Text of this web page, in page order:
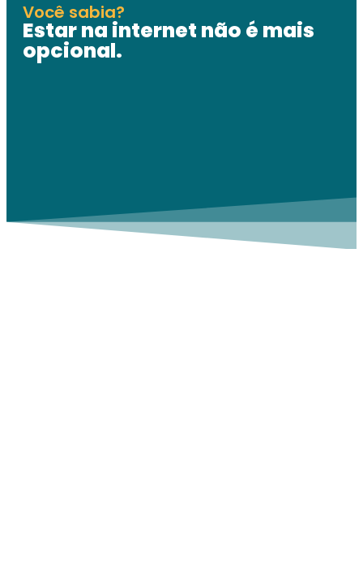
Você sabia?
Estar na internet não é mais
opcional.